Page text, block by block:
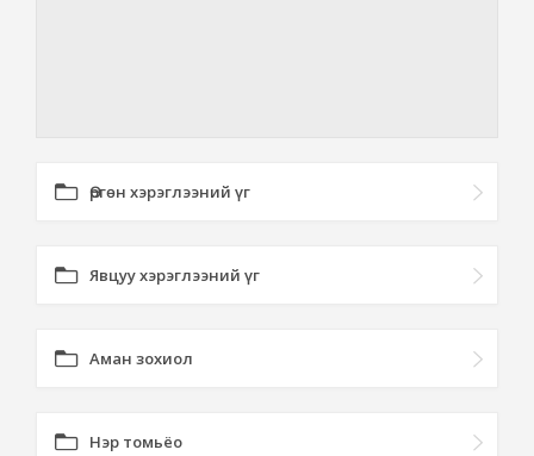
Өргөн хэрэглээний үг
Явцуу хэрэглээний үг
Аман зохиол
Нэр томьёо